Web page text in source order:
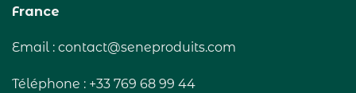
France
Email : contact@seneproduits.com
Téléphone : +33 769 68 99 44